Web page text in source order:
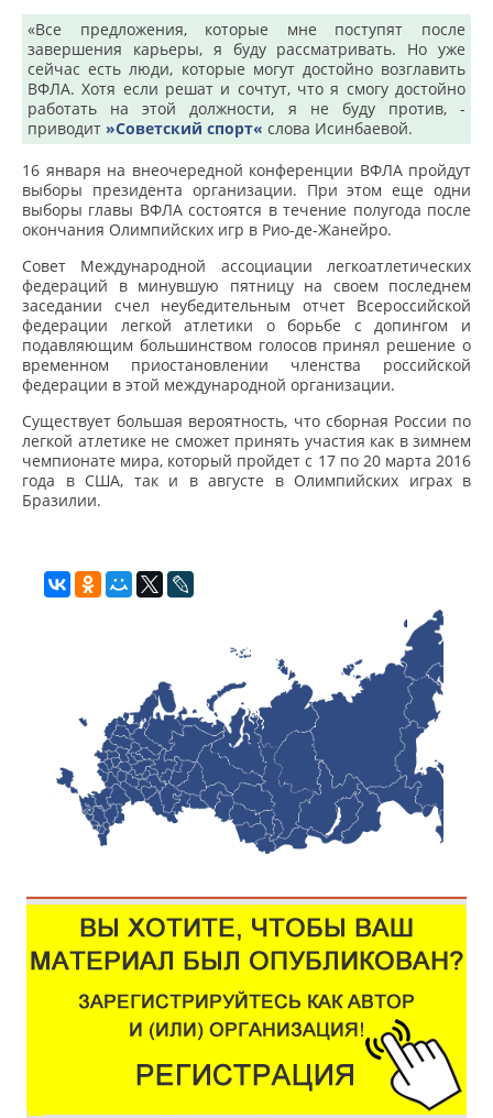
«Все предложения, которые мне поступят после
завершения карьеры, я буду рассматривать. Но уже
сейчас есть люди, которые могут достойно возглавить
ВФЛА. Хотя если решат и сочтут, что я смогу достойно
работать на этой должности, я не буду против, -
приводит »Советский спорт« слова Исинбаевой.
16 января на внеочередной конференции ВФЛА пройдут
выборы президента организации. При этом еще одни
выборы главы ВФЛА состоятся в течение полугода после
окончания Олимпийских игр в Рио-де-Жанейро.
Совет Международной ассоциации легкоатлетических
федераций в минувшую пятницу на своем последнем
заседании счел неубедительным отчет Всероссийской
федерации легкой атлетики о борьбе с допингом и
подавляющим большинством голосов принял решение о
временном приостановлении членства российской
федерации в этой международной организации.
Существует большая вероятность, что сборная России по
легкой атлетике не сможет принять участия как в зимнем
чемпионате мира, который пройдет с 17 по 20 марта 2016
года в США, так и в августе в Олимпийских играх в
Бразилии.